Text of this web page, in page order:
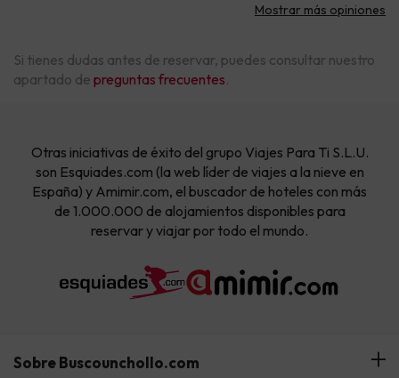
Mostrar más opiniones
Si tienes dudas antes de reservar, puedes consultar nuestro
apartado de preguntas frecuentes.
Otras iniciativas de éxito del grupo Viajes Para Ti S.L.U.
son Esquiades.com (la web líder de viajes a la nieve en
España) y Amimir.com, el buscador de hoteles con más
de 1.000.000 de alojamientos disponibles para
reservar y viajar por todo el mundo.
Sobre Buscounchollo.com